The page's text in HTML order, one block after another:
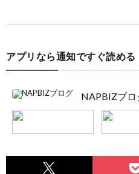
アプリなら通知ですぐ読める
NAPBIZブロ